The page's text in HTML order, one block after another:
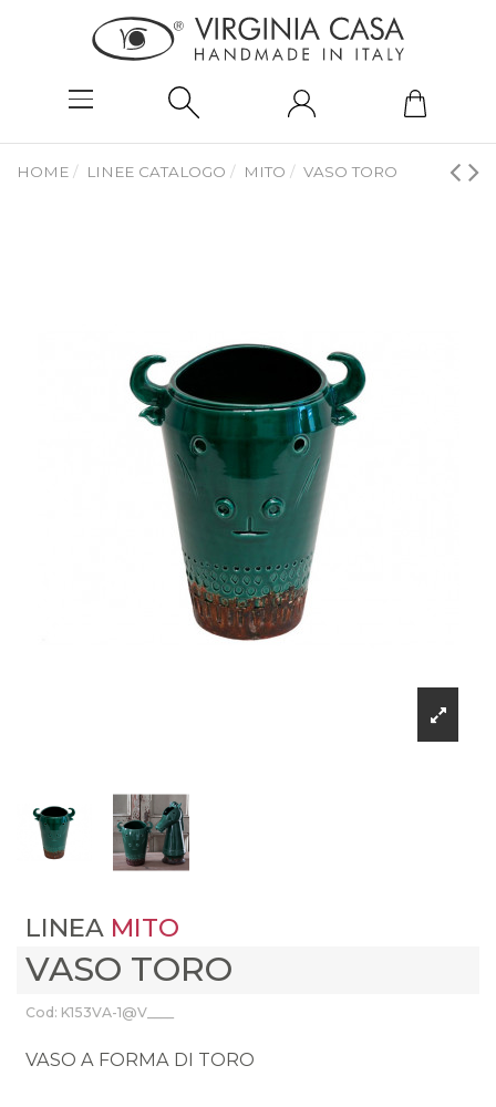
HOME LINEE CATALOGO MITO VASO TORO
LINEA MITO
VASO TORO
Cod: K153VA-1@V____
VASO A FORMA DI TORO